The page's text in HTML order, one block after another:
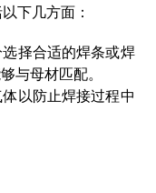
下几方面：
择合适的焊条或焊
与母材匹配。
以防止焊接过程中